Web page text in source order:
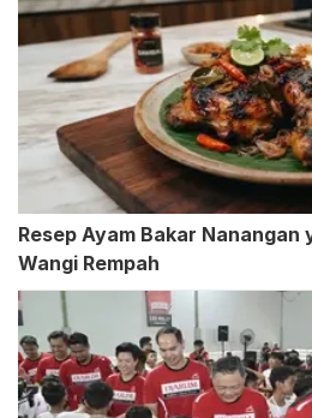
Resep Ayam Bakar Nanangan
Wangi Rempah